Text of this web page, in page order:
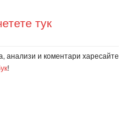
тук
анализи и коментари харесайте
!